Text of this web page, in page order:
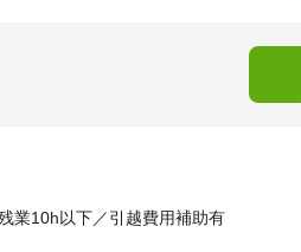
業10h以下／引越費用補助有